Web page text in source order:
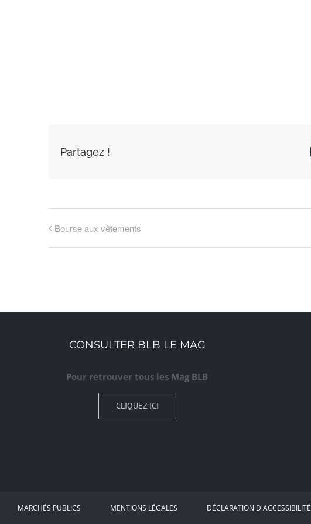
Partagez !
Bourse aux vêtements
CONSULTER BLB LE MAG
Pour retrouver tous les Mag BLB
CLIQUEZ ICI
MARCHÉS PUBLICS MENTIONS LÉGALES DÉCLARATION D'ACCESSIBILITÉ